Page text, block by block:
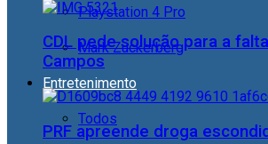
Playstation 4 Pro
Mark Zuckerberg
Entretenimento
Todos
CDL pede solução para a
Campos
PRF apreende droga